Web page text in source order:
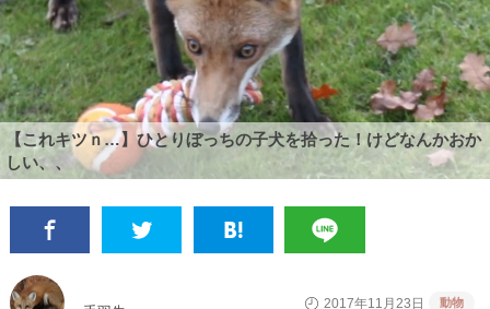
【これキツｎ…】ひとりぼっちの子犬を拾った！けどなんかおか
しい、、
2017年11月23日 動物